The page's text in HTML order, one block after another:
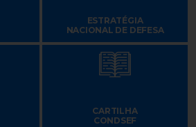
ESTRATÉGIA
NACIONAL DE DEFESA
CARTILHA
CONDSEF